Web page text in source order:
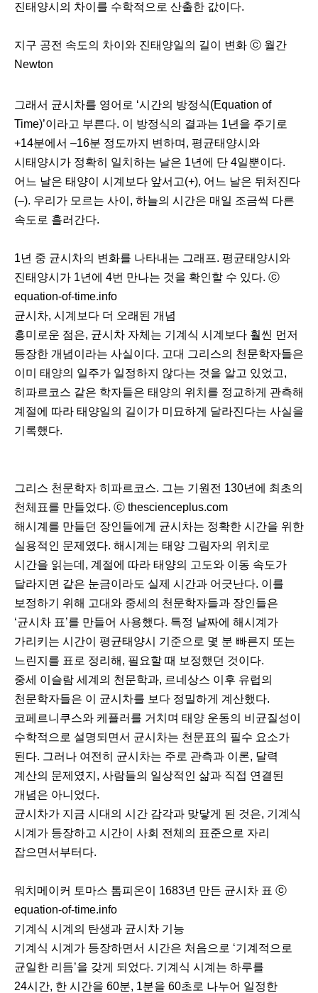
진태양시의 차이를 수학적으로 산출한 값이다.
지구 공전 속도의 차이와 진태양일의 길이 변화 ⓒ 월간
Newton
그래서 균시차를 영어로 ‘시간의 방정식(Equation of
Time)’이라고 부른다. 이 방정식의 결과는 1년을 주기로
+14분에서 –16분 정도까지 변하며, 평균태양시와
시태양시가 정확히 일치하는 날은 1년에 단 4일뿐이다.
어느 날은 태양이 시계보다 앞서고(+), 어느 날은 뒤처진다
(–). 우리가 모르는 사이, 하늘의 시간은 매일 조금씩 다른
속도로 흘러간다.ﾠ
1년 중 균시차의 변화를 나타내는 그래프. 평균태양시와
진태양시가 1년에 4번 만나는 것을 확인할 수 있다. ⓒ
equation-of-time.info
균시차, 시계보다 더 오래된 개념
흥미로운 점은, 균시차 자체는 기계식 시계보다 훨씬 먼저
등장한 개념이라는 사실이다. 고대 그리스의 천문학자들은
이미 태양의 일주가 일정하지 않다는 것을 알고 있었고,
히파르코스 같은 학자들은 태양의 위치를 정교하게 관측해
계절에 따라 태양일의 길이가 미묘하게 달라진다는 사실을
기록했다.
그리스 천문학자 히파르코스. 그는 기원전 130년에 최초의
천체표를 만들었다. ⓒ thescienceplus.com
해시계를 만들던 장인들에게 균시차는 정확한 시간을 위한
실용적인 문제였다. 해시계는 태양 그림자의 위치로
시간을 읽는데, 계절에 따라 태양의 고도와 이동 속도가
달라지면 같은 눈금이라도 실제 시간과 어긋난다. 이를
보정하기 위해 고대와 중세의 천문학자들과 장인들은
‘균시차 표’를 만들어 사용했다. 특정 날짜에 해시계가
가리키는 시간이 평균태양시 기준으로 몇 분 빠른지 또는
느린지를 표로 정리해, 필요할 때 보정했던 것이다.
중세 이슬람 세계의 천문학과, 르네상스 이후 유럽의
천문학자들은 이 균시차를 보다 정밀하게 계산했다.
코페르니쿠스와 케플러를 거치며 태양 운동의 비균질성이
수학적으로 설명되면서 균시차는 천문표의 필수 요소가
된다. 그러나 여전히 균시차는 주로 관측과 이론, 달력
계산의 문제였지, 사람들의 일상적인 삶과 직접 연결된
개념은 아니었다.
균시차가 지금 시대의 시간 감각과 맞닿게 된 것은, 기계식
시계가 등장하고 시간이 사회 전체의 표준으로 자리
잡으면서부터다.
워치메이커 토마스 톰피온이 1683년 만든 균시차 표 ⓒ
equation-of-time.info
기계식 시계의 탄생과 균시차 기능
기계식 시계가 등장하면서 시간은 처음으로 ‘기계적으로
균일한 리듬’을 갖게 되었다. 기계식 시계는 하루를
24시간, 한 시간을 60분, 1분을 60초로 나누어 일정한